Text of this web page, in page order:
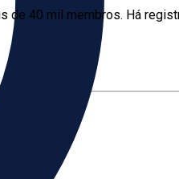
de 40 mil membros. Há